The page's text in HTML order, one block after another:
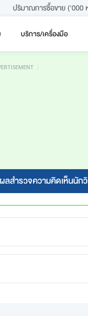
ปริมาณการซื้อขาย ('000
บริการ/เครื่องมือ
ผลสำรวจความคิดเห็นนัก